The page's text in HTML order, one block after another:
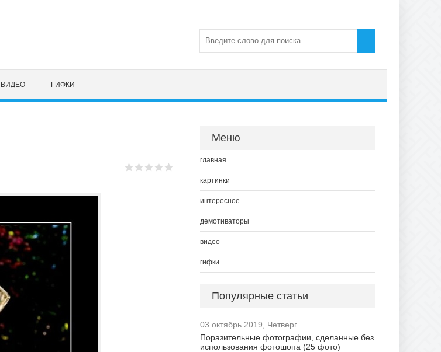
ВИДЕО ГИФКИ
Меню
главная
картинки
интересное
демотиваторы
видео
гифки
Популярные статьи
03 октябрь 2019, Четверг
Поразительные фотографии, сделанные без
использования фотошопа (25 фото)